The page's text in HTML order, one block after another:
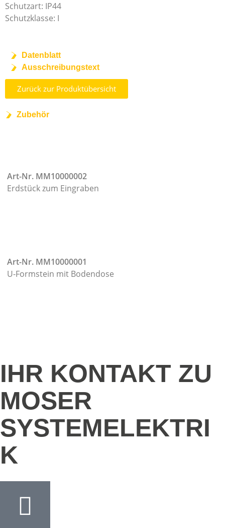
Schutzart: IP44
Schutzklasse: I
Datenblatt
Ausschreibungstext
Zurück zur Produktübersicht
Zubehör
Art-Nr. MM10000002
Erdstück zum Eingraben
Art-Nr. MM10000001
U-Formstein mit Bodendose
IHR KONTAKT ZU
MOSER
SYSTEMELEKTRI
K